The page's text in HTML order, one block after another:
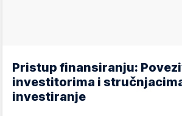
Pristup finansiranju:
investitorima i
investiranje